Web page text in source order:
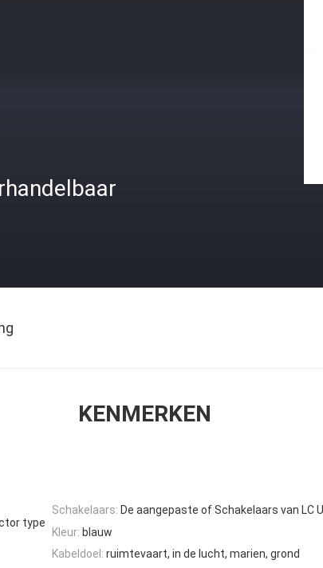
KENMERKEN
type
Schakelaars: De aangepaste of Schakelaars van LC
Kleur: blauw
Kabeldoel: ruimtevaart, in de lucht, marien, grond